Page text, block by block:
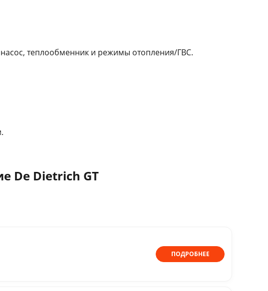
теплообменник и режимы отопления/ГВС.
De Dietrich GT
ПОДРОБНЕЕ